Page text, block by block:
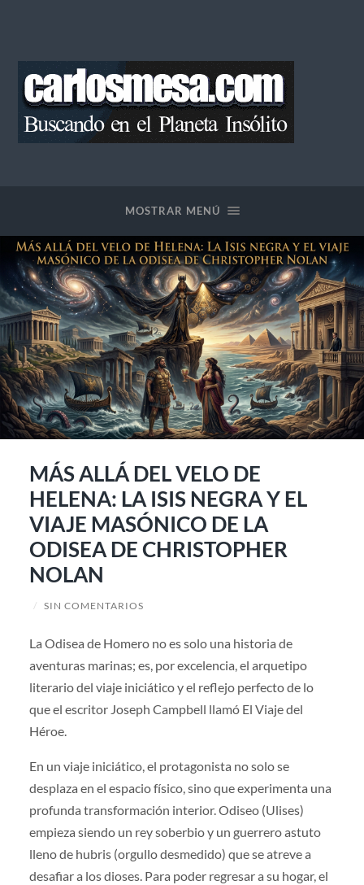
MOSTRAR MENÚ
MÁS ALLÁ DEL VELO DE
HELENA: LA ISIS NEGRA Y EL
VIAJE MASÓNICO DE LA
ODISEA DE CHRISTOPHER
NOLAN
/ SIN COMENTARIOS
La Odisea de Homero no es solo una historia de
aventuras marinas; es, por excelencia, el arquetipo
literario del viaje iniciático y el reflejo perfecto de lo
que el escritor Joseph Campbell llamó El Viaje del
Héroe.
En un viaje iniciático, el protagonista no solo se
desplaza en el espacio físico, sino que experimenta una
profunda transformación interior. Odiseo (Ulises)
empieza siendo un rey soberbio y un guerrero astuto
lleno de hubris (orgullo desmedido) que se atreve a
desafiar a los dioses. Para poder regresar a su hogar, el